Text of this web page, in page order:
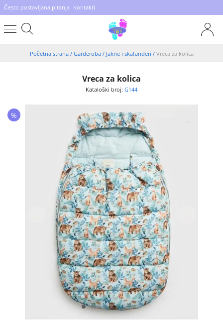
Često postavljana pitanja Kontakti
Početna strana / Garderoba / Jakne i skafanderi / Vreca za kolica
Vreca za kolica
Kataloški broj: G144
%